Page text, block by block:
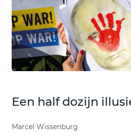
Een half dozijn
Marcel Wissenburg